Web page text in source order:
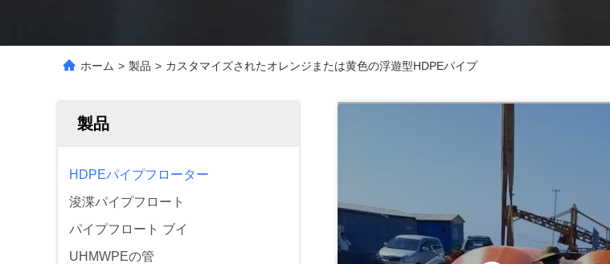
ホーム > 製品 > カスタマイズされたオレンジまたは黄色の浮遊型HDPEパイプ
製品
HDPEパイプフローター
浚渫パイプフロート
パイプフロート ブイ
UHMWPEの管